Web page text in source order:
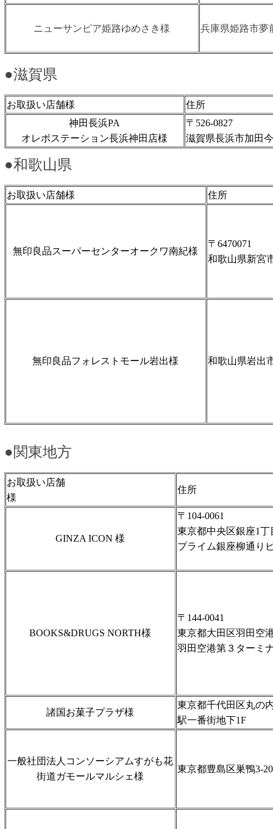
ニューサンピア姫路ゆめさき様 兵庫県姫路市夢
●滋賀県
お取扱い店舗様
住所
神田長浜PA
オレボステーション長浜神田店様
〒526-0827
滋賀県長浜市加田
●和歌山県
お取扱い店舗様 住所
無印良品スーパーセンターオークワ南紀様
〒6470071
和歌山県新宮
無印良品フォレストモール岩出様 和歌山県岩出
●関東地方
お取扱い店舗
様
住
GINZA ICON 様
〒104-0061
東京都中央区銀座1丁
プライム銀座柳通り
BOOKS&DRUGS NORTH様
〒144-0041
東京都大田区羽田空
羽田空港第３ターミ
諸国お菓子プラザ様
東京都千代田区丸の
駅一番街地下1F
一般社団法人コンソーシアムすがも花
街道ガモールマルシェ様
東京都豊島区巣鴨3-